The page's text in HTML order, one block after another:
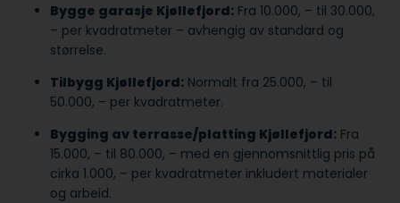
Bygge garasje Kjøllefjord: Fra 10.000, – til 30.000,
– per kvadratmeter – avhengig av standard og
størrelse.
Tilbygg Kjøllefjord: Normalt fra 25.000, – til
50.000, – per kvadratmeter.
Bygging av terrasse/platting Kjøllefjord: Fra
15.000, – til 80.000, – med en gjennomsnittlig pris på
cirka 1.000, – per kvadratmeter inkludert materialer
og arbeid.